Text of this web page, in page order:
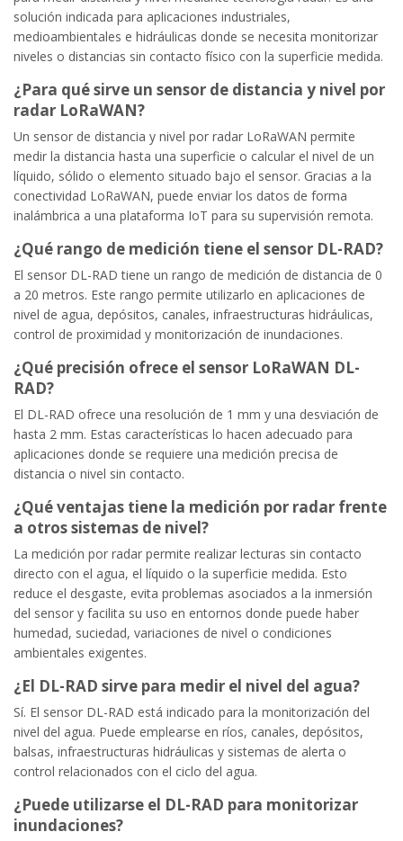
solución indicada para aplicaciones industriales,
medioambientales e hidráulicas donde se necesita monitorizar
niveles o distancias sin contacto físico con la superficie medida.
¿Para qué sirve un sensor de distancia y nivel por
radar LoRaWAN?
Un sensor de distancia y nivel por radar LoRaWAN permite
medir la distancia hasta una superficie o calcular el nivel de un
líquido, sólido o elemento situado bajo el sensor. Gracias a la
conectividad LoRaWAN, puede enviar los datos de forma
inalámbrica a una plataforma IoT para su supervisión remota.
¿Qué rango de medición tiene el sensor DL-RAD?
El sensor DL-RAD tiene un rango de medición de distancia de 0
a 20 metros. Este rango permite utilizarlo en aplicaciones de
nivel de agua, depósitos, canales, infraestructuras hidráulicas,
control de proximidad y monitorización de inundaciones.
¿Qué precisión ofrece el sensor LoRaWAN DL-
RAD?
El DL-RAD ofrece una resolución de 1 mm y una desviación de
hasta 2 mm. Estas características lo hacen adecuado para
aplicaciones donde se requiere una medición precisa de
distancia o nivel sin contacto.
¿Qué ventajas tiene la medición por radar frente
a otros sistemas de nivel?
La medición por radar permite realizar lecturas sin contacto
directo con el agua, el líquido o la superficie medida. Esto
reduce el desgaste, evita problemas asociados a la inmersión
del sensor y facilita su uso en entornos donde puede haber
humedad, suciedad, variaciones de nivel o condiciones
ambientales exigentes.
¿El DL-RAD sirve para medir el nivel del agua?
Sí. El sensor DL-RAD está indicado para la monitorización del
nivel del agua. Puede emplearse en ríos, canales, depósitos,
balsas, infraestructuras hidráulicas y sistemas de alerta o
control relacionados con el ciclo del agua.
¿Puede utilizarse el DL-RAD para monitorizar
inundaciones?